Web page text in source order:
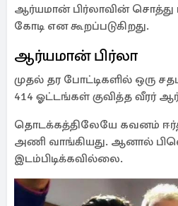
ஆர்யமான் பிர்லாவின் சொத்து
கோடி என கூறப்படுகிறது.
ஆர்யமான் பிர்லா
முதல் தர போட்டிகளில் ஒரு
414 ஓட்டங்கள் குவித்த வீரர்
தொடக்கத்திலேயே கவனம்
அணி வாங்கியது. ஆனால்
இடம்பிடிக்கவில்லை.